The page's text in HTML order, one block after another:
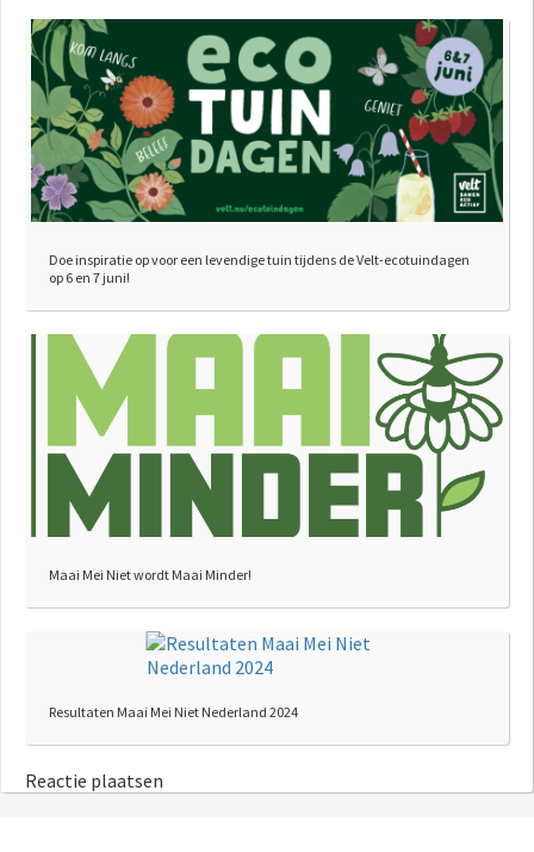
Doe inspiratie op voor een levendige tuin tijdens de Velt-ecotuindagen
op 6 en 7 juni!
Maai Mei Niet wordt Maai Minder!
Resultaten Maai Mei Niet Nederland 2024
Reactie plaatsen